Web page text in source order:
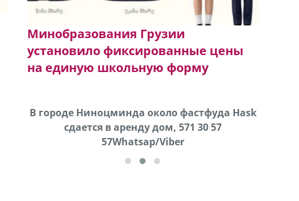
Минобразования Грузии
установило фиксированные цены
на единую школьную форму
В городе Ниноцминда около фастфуда Hask
cдается в аренду дом, 571 30 57
57Whatsap/Viber
Продается машина марки Prado,571 30 57
57Whatsap/Viber